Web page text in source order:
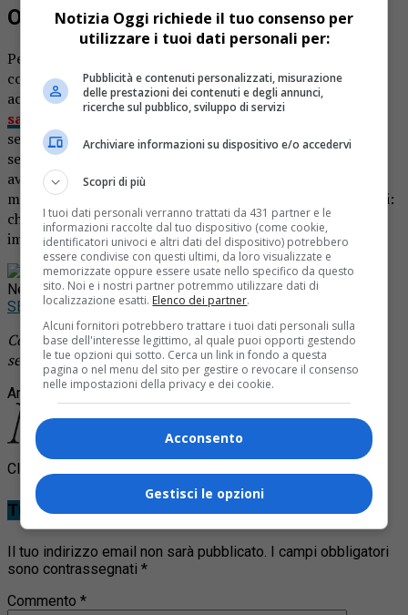
Omicidio Leo il movente
Perché Said Mechaquat
confessione spontanea, il 27enne ha dichiarato di avere
accoltellato il 34enne originario di Varallo perché
sarebbe apparso “felice”
. Una versione che però ha
sempre destatoqualche dubbio fra gli inquirenti. In un
secondo momento, è stato ipotizzato che Mechaquat
avesse scambiato Leo per il nuovo compagno della ex
moglie. Ora,
riporta una terza ipotesi:
che l’uomo abbia ucciso in quella zona proprio per
impaurire la sua ex.
Rimani aggiornato seguendoci su Google
News!
SEGUICI
Continua a leggere le notizie diNotizia Oggi Borgosesia
segui la nostrapagina Facebook
Argomenti correlati:ex compagna leo omicidio
Clicca per commentare
Tu cosa ne pensi?
Il tuo indirizzo email non sarà pubblicato. I campi obbligatori
sono contrassegnati *
Commento *
Notizia Oggi richiede il tuo consenso per
utilizzare i tuoi dati personali per:
Pubblicità e contenuti personalizzati, misurazione
delle prestazioni dei contenuti e degli annunci,
ricerche sul pubblico, sviluppo di servizi
Archiviare informazioni su dispositivo e/o accedervi
Scopri di più
I tuoi dati personali verranno trattati da 431 partner e le
informazioni raccolte dal tuo dispositivo (come cookie,
identificatori univoci e altri dati del dispositivo) potrebbero
essere condivise con questi ultimi, da loro visualizzate e
memorizzate oppure essere usate nello specifico da questo
sito. Noi e i nostri partner potremmo utilizzare dati di
localizzazione esatti. Elenco dei partner.
Alcuni fornitori potrebbero trattare i tuoi dati personali sulla
base dell'interesse legittimo, al quale puoi opporti gestendo
le tue opzioni qui sotto. Cerca un link in fondo a questa
pagina o nel menu del sito per gestire o revocare il consenso
nelle impostazioni della privacy e dei cookie.
Acconsento
Gestisci le opzioni